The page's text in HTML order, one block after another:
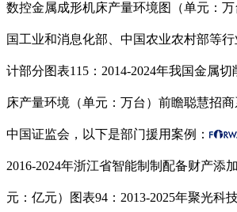
数控金属成形机床产量环境图（单元：
国工业和消息化部、中国农业农村部等
计部分图表115：2014-2024年我国金属
床产量环境（单元：万台）前瞻聪慧招商
中国证监会，以下是部门援用案例：
2016-2024年浙江省智能制制配备财产添
元：亿元）图表94：2013-2025年聚光科